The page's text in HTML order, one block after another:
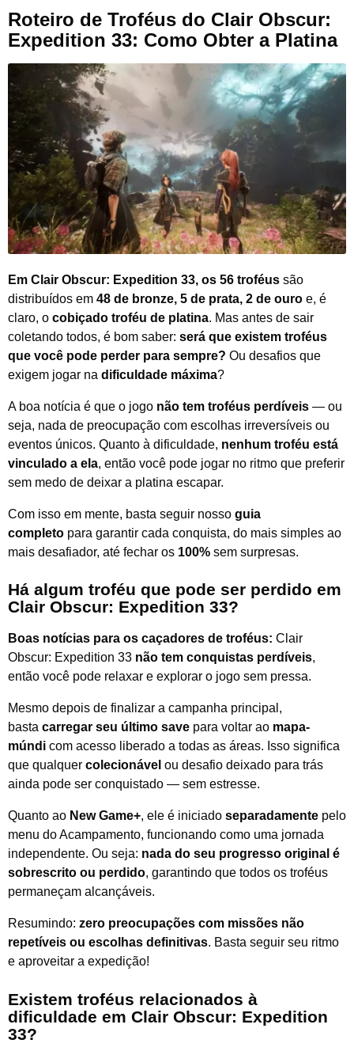
Roteiro de Troféus do Clair Obscur:
Expedition 33: Como Obter a Platina
Em Clair Obscur: Expedition 33, os 56 troféus são
distribuídos em 48 de bronze, 5 de prata, 2 de ouro e, é
claro, o cobiçado troféu de platina. Mas antes de sair
coletando todos, é bom saber: será que existem troféus
que você pode perder para sempre? Ou desafios que
exigem jogar na dificuldade máxima?
A boa notícia é que o jogo não tem troféus perdíveis — ou
seja, nada de preocupação com escolhas irreversíveis ou
eventos únicos. Quanto à dificuldade, nenhum troféu está
vinculado a ela, então você pode jogar no ritmo que preferir
sem medo de deixar a platina escapar.
Com isso em mente, basta seguir nosso guia
completo para garantir cada conquista, do mais simples ao
mais desafiador, até fechar os 100% sem surpresas.
Há algum troféu que pode ser perdido em
Clair Obscur: Expedition 33?
Boas notícias para os caçadores de troféus: Clair
Obscur: Expedition 33 não tem conquistas perdíveis,
então você pode relaxar e explorar o jogo sem pressa.
Mesmo depois de finalizar a campanha principal,
basta carregar seu último save para voltar ao mapa-
múndi com acesso liberado a todas as áreas. Isso significa
que qualquer colecionável ou desafio deixado para trás
ainda pode ser conquistado — sem estresse.
Quanto ao New Game+, ele é iniciado separadamente pelo
menu do Acampamento, funcionando como uma jornada
independente. Ou seja: nada do seu progresso original é
sobrescrito ou perdido, garantindo que todos os troféus
permaneçam alcançáveis.
Resumindo: zero preocupações com missões não
repetíveis ou escolhas definitivas. Basta seguir seu ritmo
e aproveitar a expedição!
Existem troféus relacionados à
dificuldade em Clair Obscur: Expedition
33?